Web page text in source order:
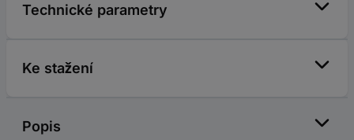
Technické parametry
Ke stažení
Popis